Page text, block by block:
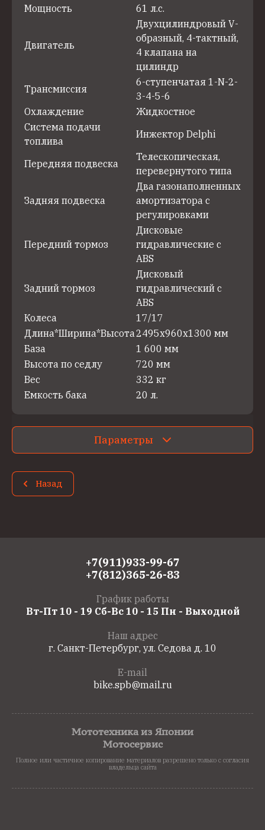
Мощность
61 л.с.
Двигатель
Двухцилиндровый V-
образный, 4-тактный,
4 клапана на
цилиндр
Трансмиссия
6-ступенчатая 1-N-2-
3-4-5-6
Охлаждение
Жидкостное
Система подачи
топлива
Инжектор Delphi
Передняя подвеска
Телескопическая,
перевернутого типа
Задняя подвеска
Два газонаполненных
амортизатора с
регулировками
Передний тормоз
Дисковые
гидравлические с
ABS
Задний тормоз
Дисковый
гидравлический с
ABS
Колеса
17/17
Длина*Ширина*Высота2495x960x1300 мм
База
1 600 мм
Высота по седлу
720 мм
Вес
332 кг
Емкость бака
20 л.
Параметры
Назад
+7(911)933-99-67
+7(812)365-26-83
График работы
Вт-Пт 10 - 19 Сб-Вс 10 - 15 Пн - Выходной
Наш адрес
г. Санкт-Петербург, ул. Седова д. 10
E-mail
bike.spb@mail.ru
Мототехника из Японии
Мотосервис
Полное или частичное копирование материалов разрешено только с согласия
владельца сайта